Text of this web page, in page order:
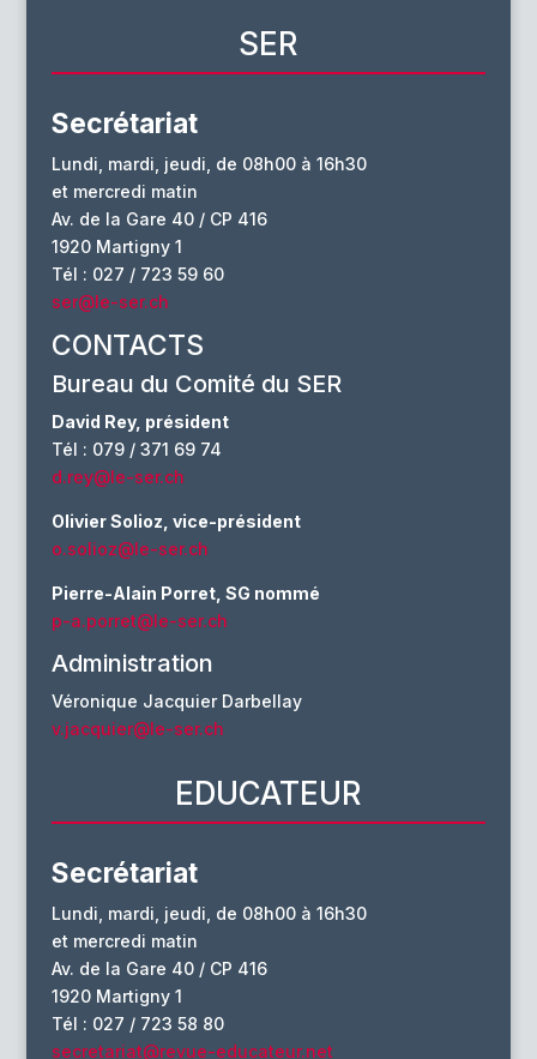
SER
Secrétariat
Lundi, mardi, jeudi, de 08h00 à 16h30
et mercredi matin
Av. de la Gare 40 / CP 416
1920 Martigny 1
Tél : 027 / 723 59 60
ser@le-ser.ch
CONTACTS
Bureau du Comité du SER
David Rey, président
Tél : 079 / 371 69 74
d.rey@le-ser.ch
Olivier Solioz, vice-président
o.solioz@le-ser.ch
Pierre-Alain Porret, SG nommé
p-a.porret@le-ser.ch
Administration
Véronique Jacquier Darbellay
v.jacquier@le-ser.ch
EDUCATEUR
Secrétariat
Lundi, mardi, jeudi, de 08h00 à 16h30
et mercredi matin
Av. de la Gare 40 / CP 416
1920 Martigny 1
Tél : 027 / 723 58 80
secretariat@revue-educateur.net